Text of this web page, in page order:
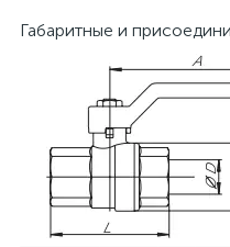
Габаритные и